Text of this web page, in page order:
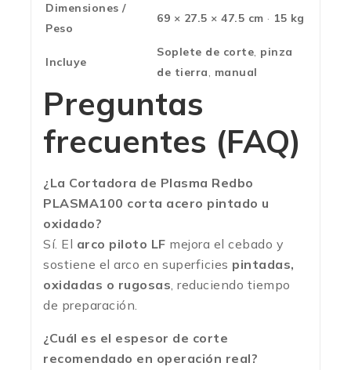
Dimensiones /
Peso
69 × 27.5 × 47.5 cm · 15 kg
Incluye
Soplete de corte, pinza
de tierra, manual
Preguntas
frecuentes (FAQ)
¿La Cortadora de Plasma Redbo
PLASMA100 corta acero pintado u
oxidado?
Sí. El arco piloto LF mejora el cebado y
sostiene el arco en superficies pintadas,
oxidadas o rugosas, reduciendo tiempo
de preparación.
¿Cuál es el espesor de corte
recomendado en operación real?